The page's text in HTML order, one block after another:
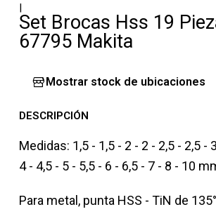
|
Set Brocas Hss 19
67795 Makita
Mostrar stock de ubicaciones
DESCRIPCIÓN
Medidas: 1,5 - 1,5 - 2 - 2 - 2,5 - 2,5 -
4 - 4,5 - 5 - 5,5 - 6 - 6,5 - 7 - 8 - 10
Para metal, punta HSS - TiN de 135°